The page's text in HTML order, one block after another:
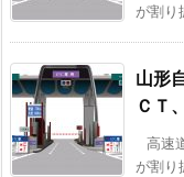
が割り
山形
ＣＴ
高速
が割り